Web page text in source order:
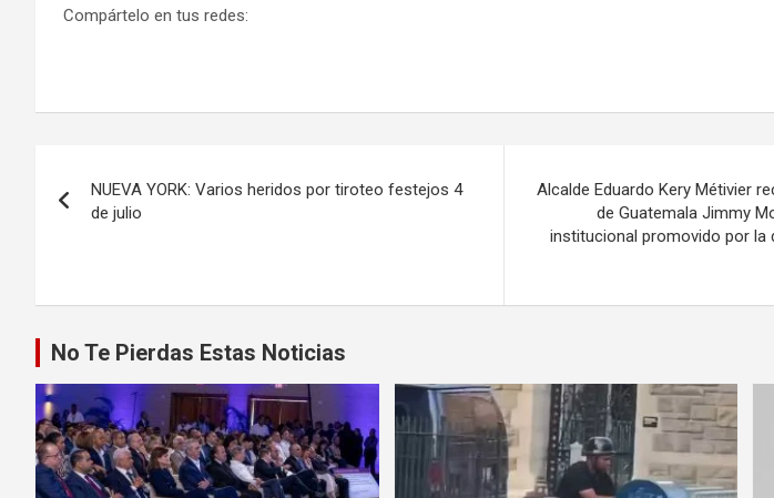
Compártelo en tus redes:
de
NUEVA YORK: Varios heridos por tiroteo festejos 4
de julio
Alcalde Eduardo Kery Métivier
de Guatemala Jimmy
institucional promovido por la
No Te Pierdas Estas Noticias